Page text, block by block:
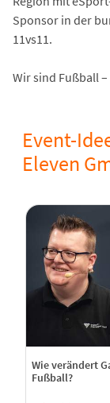
Sponsor in der
11vs11.
Wir sind Fußball
Event-
Eleven
Wie verändert
Fußball?